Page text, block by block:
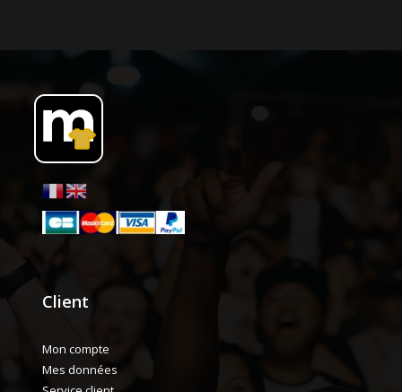
Client
Mon compte
Mes données